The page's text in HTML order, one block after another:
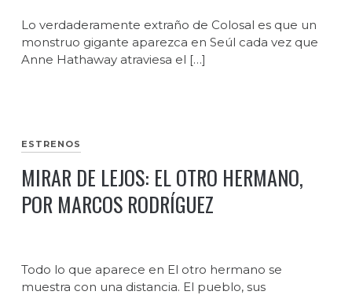
Lo verdaderamente extraño de Colosal es que un
monstruo gigante aparezca en Seúl cada vez que
Anne Hathaway atraviesa el […]
ESTRENOS
MIRAR DE LEJOS: EL OTRO HERMANO,
POR MARCOS RODRÍGUEZ
Todo lo que aparece en El otro hermano se
muestra con una distancia. El pueblo, sus